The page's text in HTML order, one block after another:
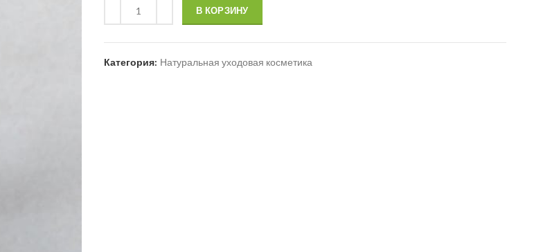
В КОРЗИНУ
Категория: Натуральная уходовая косметика